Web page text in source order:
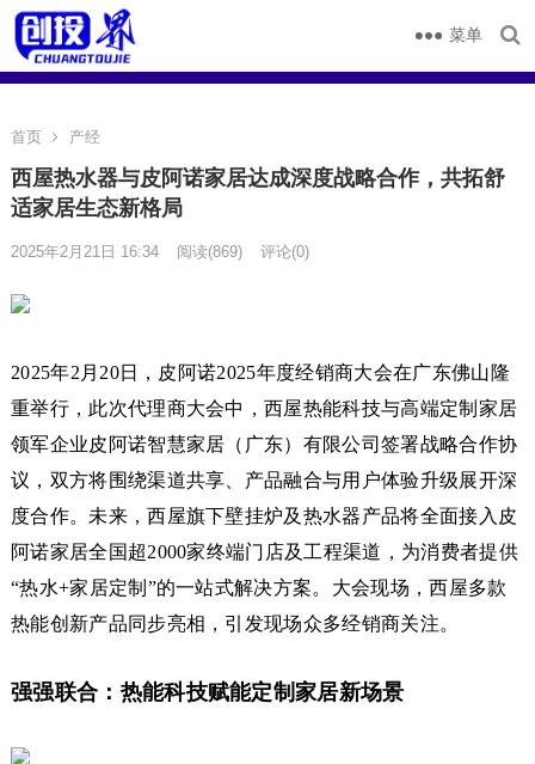
菜单
首页 产经
西屋热水器与皮阿诺家居达成深度战略合作，共拓舒
适家居生态新格局
2025年2月21日 16:34 阅读(869) 评论(0)
2025年2月20日，皮阿诺2025年度经销商大会在广东佛山隆
重举行，此次代理商大会中，西屋热能科技与高端定制家居
领军企业皮阿诺智慧家居（广东）有限公司签署战略合作协
议，双方将围绕渠道共享、产品融合与用户体验升级展开深
度合作。未来，西屋旗下壁挂炉及热水器产品将全面接入皮
阿诺家居全国超2000家终端门店及工程渠道，为消费者提供
“热水+家居定制”的一站式解决方案。大会现场，西屋多款
热能创新产品同步亮相，引发现场众多经销商关注。
强强联合：热能科技赋能定制家居新场景